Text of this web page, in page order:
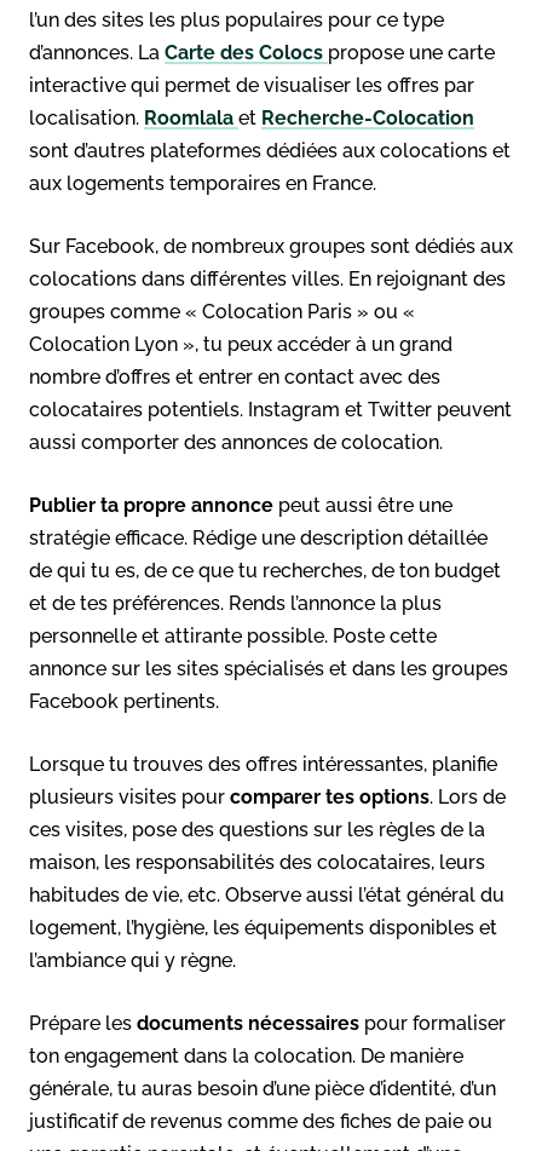
l’un des sites les plus populaires pour ce type
d’annonces. La Carte des Colocs propose une carte
interactive qui permet de visualiser les offres par
localisation. Roomlala et Recherche-Colocation
sont d’autres plateformes dédiées aux colocations et
aux logements temporaires en France.
Sur Facebook, de nombreux groupes sont dédiés aux
colocations dans différentes villes. En rejoignant des
groupes comme « Colocation Paris » ou «
Colocation Lyon », tu peux accéder à un grand
nombre d’offres et entrer en contact avec des
colocataires potentiels. Instagram et Twitter peuvent
aussi comporter des annonces de colocation.
Publier ta propre annonce peut aussi être une
stratégie efficace. Rédige une description détaillée
de qui tu es, de ce que tu recherches, de ton budget
et de tes préférences. Rends l’annonce la plus
personnelle et attirante possible. Poste cette
annonce sur les sites spécialisés et dans les groupes
Facebook pertinents.
Lorsque tu trouves des offres intéressantes, planifie
plusieurs visites pour comparer tes options. Lors de
ces visites, pose des questions sur les règles de la
maison, les responsabilités des colocataires, leurs
habitudes de vie, etc. Observe aussi l’état général du
logement, l’hygiène, les équipements disponibles et
l’ambiance qui y règne.
Prépare les documents nécessaires pour formaliser
ton engagement dans la colocation. De manière
générale, tu auras besoin d’une pièce d’identité, d’un
justificatif de revenus comme des fiches de paie ou